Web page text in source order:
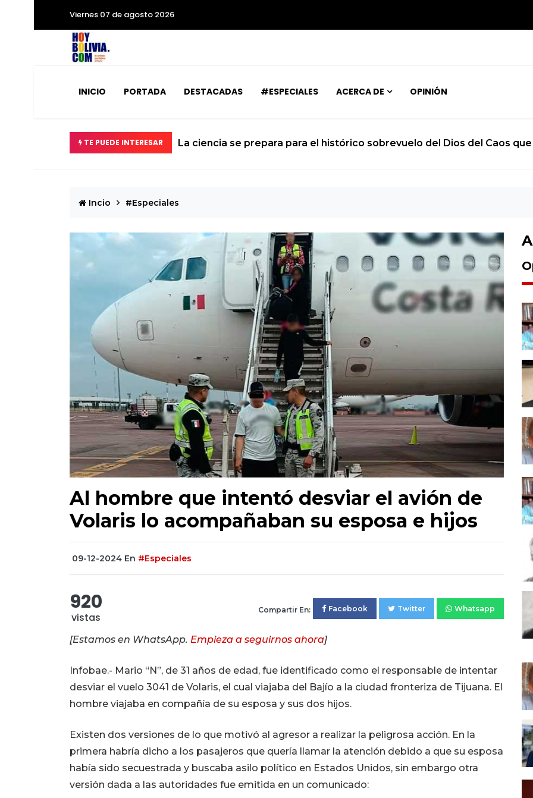
Viernes 07 de agosto 2026
INICIO PORTADA DESTACADAS #ESPECIALES ACERCA DE OPINIÓN
TE PUEDE INTERESAR
rozará la Tierra El calvario de un joven atrapado en el cuerpo de un niño de 12
Incio #Especiales
Al hombre que intentó desviar el avión de
Volaris lo acompañaban su esposa e hijos
09-12-2024 En #Especiales
920
vistas
Compartir En: Facebook Twitter Whatsapp
[Estamos en WhatsApp. Empieza a seguirnos ahora]
Infobae.- Mario “N”, de 31 años de edad, fue identificado como el responsable de intentar
desviar el vuelo 3041 de Volaris, el cual viajaba del Bajío a la ciudad fronteriza de Tijuana. El
hombre viajaba en compañía de su esposa y sus dos hijos.
Existen dos versiones de lo que motivó al agresor a realizar la peligrosa acción. En la
primera habría dicho a los pasajeros que quería llamar la atención debido a que su esposa
había sido secuestrada y buscaba asilo político en Estados Unidos, sin embargo otra
versión dada a las autoridades fue emitida en un comunicado: